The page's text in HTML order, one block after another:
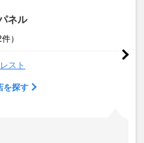
ネル
件）
スト
を探す